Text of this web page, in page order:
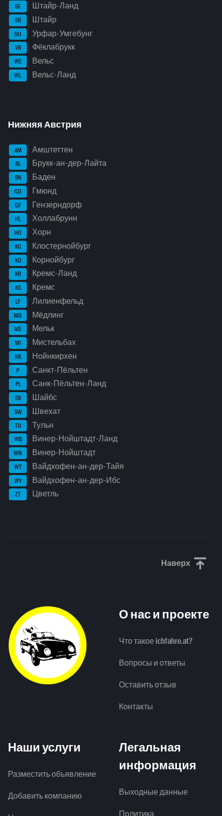
SE Штайр-Ланд
SR Штайр
UU Урфар-Умгебунг
VB Фёклабрукк
WE Вельс
WL Вельс-Ланд
Нижняя Австрия
AM Амштеттен
BL Брукк-ан-дер-Лайта
BN Баден
GD Гмюнд
GF Гензерндорф
HL Холлабрунн
HO Хорн
KG Клостернойбург
KO Корнойбург
KR Кремс-Ланд
KS Кремс
LF Лилиенфельд
MD Мёдлинг
ME Мельк
MI Мистельбах
NK Нойнкирхен
P Санкт-Пёльтен
PL Санк-Пёльтен-Ланд
SB Шайбс
SW Швехат
TU Тульн
WB Винер-Нойштадт-Ланд
WN Винер-Нойштадт
WT Вайдхофен-ан-дер-Тайя
WY Вайдхофен-ан-дер-Ибс
ZT Цветль
Наверх
О нас и проекте
Что такое ichfahre.at?
Вопросы и ответы
Оставить отзыв
Контакты
Наши услуги
Разместить объявление
Добавить компанию
Легальная
информация
Выходные данные
Политика